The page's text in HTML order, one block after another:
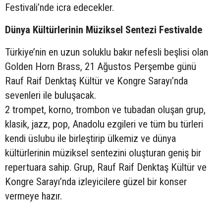
Festivali’nde icra edecekler.
Dünya Kültürlerinin Müziksel Sentezi Festivalde
Türkiye’nin en uzun soluklu bakır nefesli beşlisi olan
Golden Horn Brass, 21 Ağustos Perşembe günü
Rauf Raif Denktaş Kültür ve Kongre Sarayı’nda
sevenleri ile buluşacak.
2 trompet, korno, trombon ve tubadan oluşan grup,
klasik, jazz, pop, Anadolu ezgileri ve tüm bu türleri
kendi üslubu ile birleştirip ülkemiz ve dünya
kültürlerinin müziksel sentezini oluşturan geniş bir
repertuara sahip. Grup, Rauf Raif Denktaş Kültür ve
Kongre Sarayı’nda izleyicilere güzel bir konser
vermeye hazır.